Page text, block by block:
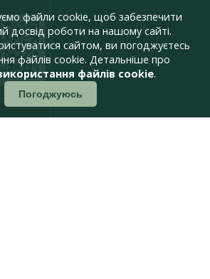
файли cookie, щоб забезпечити
досвід роботи на нашому сайті.
сайтом, ви погоджуєтесь
файлів cookie. Детальніше про
файлів cookie.
Погоджуюсь